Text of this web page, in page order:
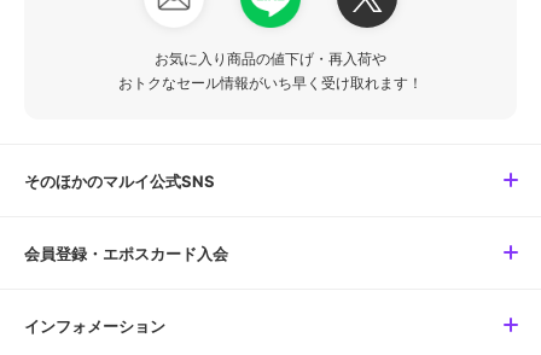
お気に入り商品の値下げ・再入荷や
おトクなセール情報がいち早く受け取れます！
そのほかのマルイ公式SNS
会員登録・エポスカード入会
インフォメーション